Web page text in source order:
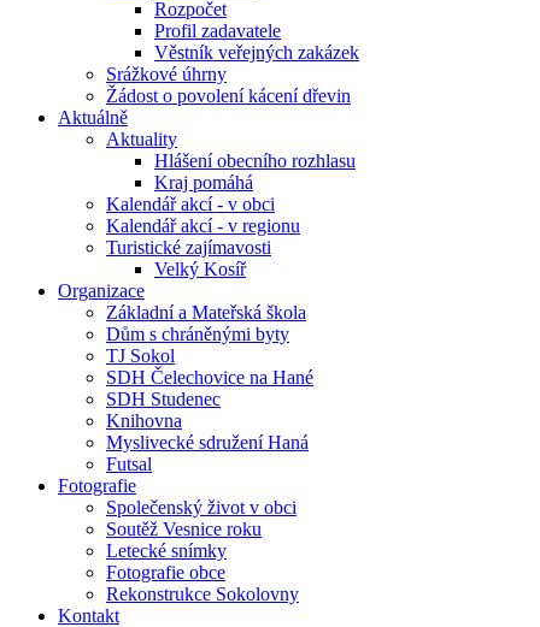
Rozpočet
Profil zadavatele
Věstník veřejných zakázek
Srážkové úhrny
Žádost o povolení kácení dřevin
Aktuálně
Aktuality
Hlášení obecního rozhlasu
Kraj pomáhá
Kalendář akcí - v obci
Kalendář akcí - v regionu
Turistické zajímavosti
Velký Kosíř
Organizace
Základní a Mateřská škola
Dům s chráněnými byty
TJ Sokol
SDH Čelechovice na Hané
SDH Studenec
Knihovna
Myslivecké sdružení Haná
Futsal
Fotografie
Společenský život v obci
Soutěž Vesnice roku
Letecké snímky
Fotografie obce
Rekonstrukce Sokolovny
Kontakt